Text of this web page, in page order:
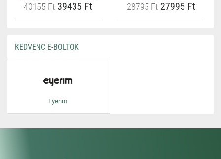
40155 Ft39435 Ft 28795 Ft27995 Ft
KEDVENC E-BOLTOK
Eyerim